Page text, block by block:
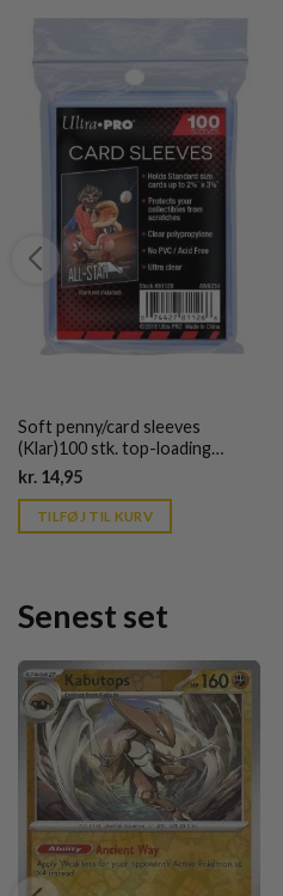
Soft penny/card sleeves
(Klar)100 stk. top-loading
(66,7x92mm) - Ultra Pro
kr. 14,95Current
is:
kr. 39,95.
TILFØJ TIL KURV
Senest set